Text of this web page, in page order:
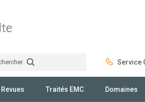
Service
Revues Traités EMC Domaines